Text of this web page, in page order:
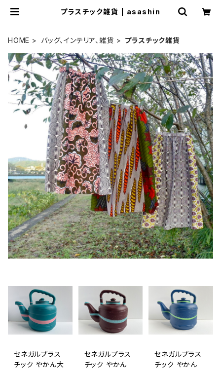
プラスチック雑貨 | asashin
HOME バッグ、インテリア、雑貨 プラスチック雑貨
セネガルプラス
チック やかん大
セネガルプラス
チック やかん
セネガルプラス
チック やかん